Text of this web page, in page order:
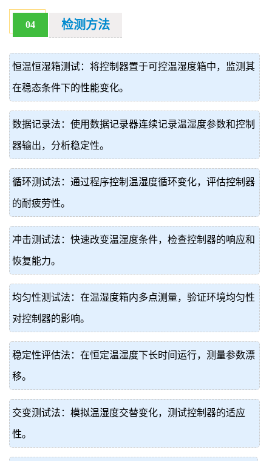
04 检测方法
恒温恒湿箱测试：将控制器置于可控温湿度箱中，监测其
在稳态条件下的性能变化。
数据记录法：使用数据记录器连续记录温湿度参数和控制
器输出，分析稳定性。
循环测试法：通过程序控制温湿度循环变化，评估控制器
的耐疲劳性。
冲击测试法：快速改变温湿度条件，检查控制器的响应和
恢复能力。
均匀性测试法：在温湿度箱内多点测量，验证环境均匀性
对控制器的影响。
稳定性评估法：在恒定温湿度下长时间运行，测量参数漂
移。
交变测试法：模拟温湿度交替变化，测试控制器的适应
性。